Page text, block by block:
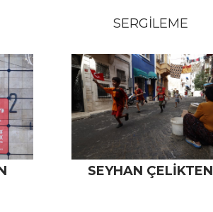
SERGİLEME
SEYHAN ÇELİKTEN